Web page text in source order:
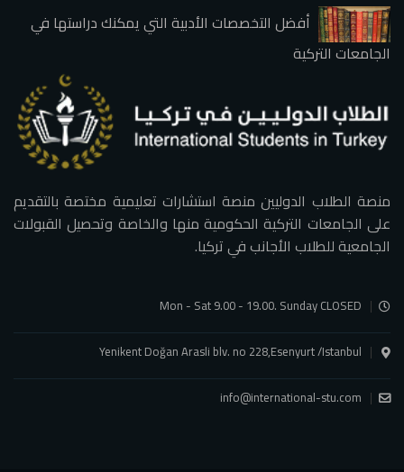
أفضل التخصصات الأدبية التي يمكنك دراستها في
الجامعات التركية
منصة الطلاب الدوليين منصة استشارات تعليمية مختصة بالتقديم
على الجامعات التركية الحكومية منها والخاصة وتحصيل القبولات
الجامعية للطلاب الأجانب في تركيا.
Mon - Sat 9.00 - 19.00. Sunday CLOSED
Yenikent Doğan Arasli blv. no 228,Esenyurt /Istanbul
info@international-stu.com